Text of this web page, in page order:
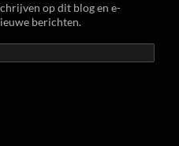
op dit blog en e-
berichten.